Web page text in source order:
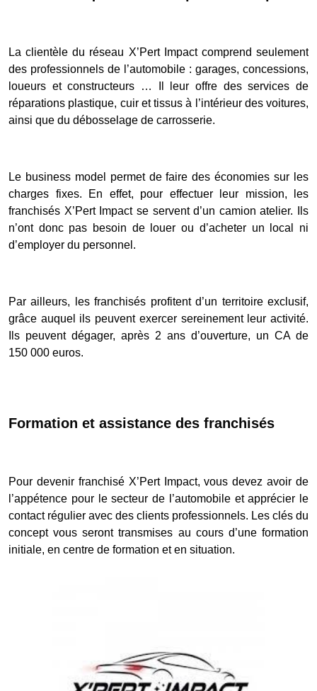
La clientèle du réseau X’Pert Impact comprend seulement
des professionnels de l’automobile : garages, concessions,
loueurs et constructeurs … Il leur offre des services de
réparations plastique, cuir et tissus à l’intérieur des voitures,
ainsi que du débosselage de carrosserie.
Le business model permet de faire des économies sur les
charges fixes. En effet, pour effectuer leur mission, les
franchisés X’Pert Impact se servent d’un camion atelier. Ils
n’ont donc pas besoin de louer ou d’acheter un local ni
d’employer du personnel.
Par ailleurs, les franchisés profitent d’un territoire exclusif,
grâce auquel ils peuvent exercer sereinement leur activité.
Ils peuvent dégager, après 2 ans d’ouverture, un CA de
150 000 euros.
Formation et assistance des franchisés
Pour devenir franchisé X’Pert Impact, vous devez avoir de
l’appétence pour le secteur de l’automobile et apprécier le
contact régulier avec des clients professionnels. Les clés du
concept vous seront transmises au cours d’une formation
initiale, en centre de formation et en situation.